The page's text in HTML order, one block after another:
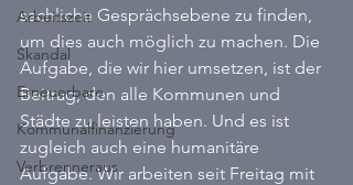
Arbeitszeit
Skandal
Erneuerbare
Kommunalfinanzierung
Verbrenneraus
sachliche Gesprächsebene zu finden,
um dies auch möglich zu machen. Die
Aufgabe, die wir hier umsetzen, ist der
Beitrag, den alle Kommunen und
Städte zu leisten haben. Und es ist
zugleich auch eine humanitäre
Aufgabe. Wir arbeiten seit Freitag mit